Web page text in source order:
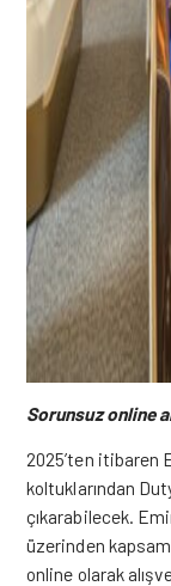
Sorunsuz online
2025’ten itibaren
koltuklarından
çıkarabilecek.
üzerinden
online olarak